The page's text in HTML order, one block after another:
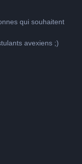
qui souhaitent
avexiens ;)